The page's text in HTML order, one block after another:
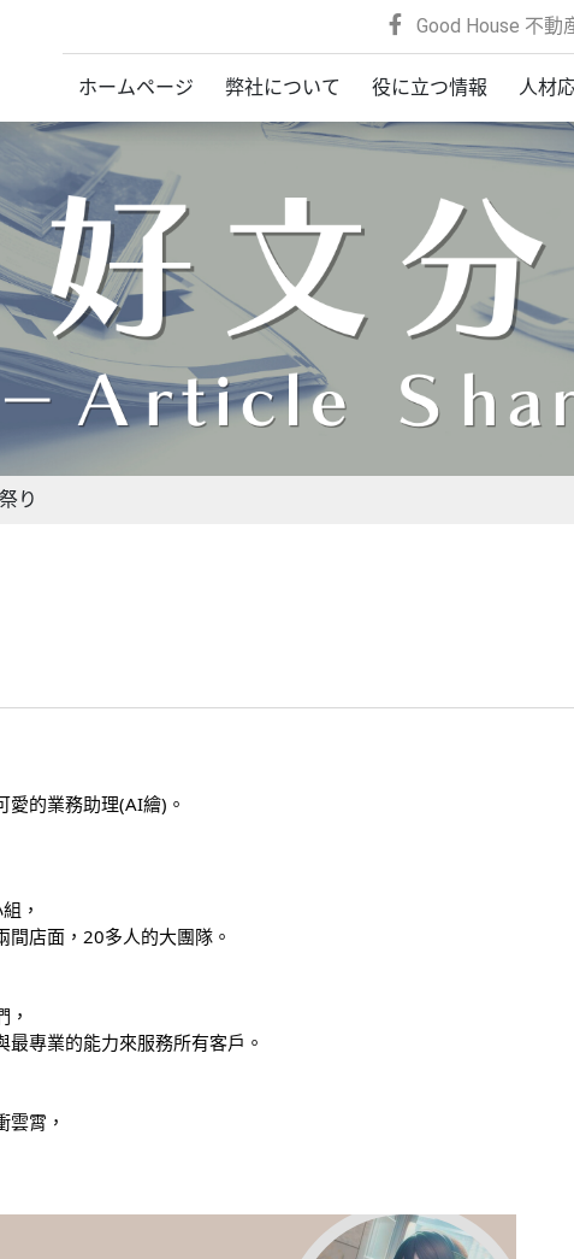
Good House 不動
ホームページ 弊社について 役に立つ情報 人材
祭り
愛的業務助理(AI繪)。
，
店面，20多人的大團隊。
，
專業的能力來服務所有客戶。
雲霄，